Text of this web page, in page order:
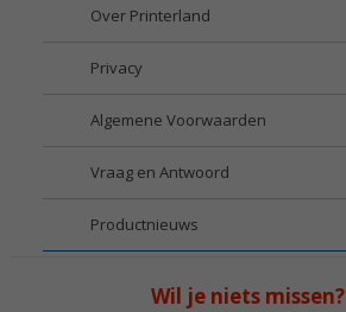
Over Printerland
Privacy
Algemene Voorwaarden
Vraag en Antwoord
Productnieuws
Wil je niets missen?